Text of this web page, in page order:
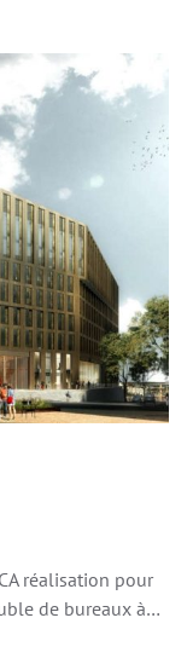
réalisation pour
de bureaux à…